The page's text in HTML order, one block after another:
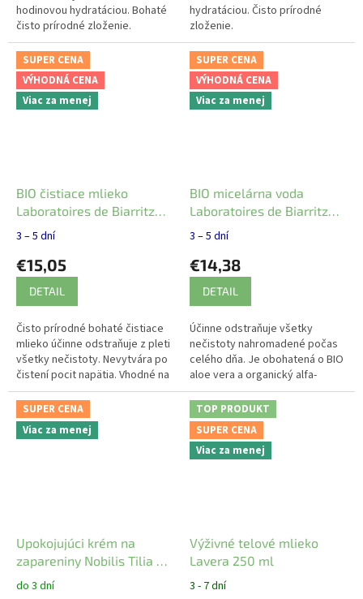
hodinovou hydratáciou. Bohaté
čisto prírodné zloženie.
hydratáciou. Čisto prírodné
zloženie.
SUPER CENA
VÝHODNÁ CENA
Viac za menej
BIO čistiace mlieko
Laboratoires de Biarritz
200 ml
3 – 5 dní
€15,05
DETAIL
Čisto prírodné bohaté čistiace
mlieko účinne odstraňuje z pleti
všetky nečistoty. Nevytvára po
čistení pocit napätia. Vhodné na
suchú pleť.
SUPER CENA
VÝHODNÁ CENA
Viac za menej
BIO micelárna voda
Laboratoires de Biarritz
200 ml
3 – 5 dní
€14,38
DETAIL
Účinne odstraňuje všetky
nečistoty nahromadené počas
celého dňa. Je obohatená o BIO
aloe vera a organický alfa-
bisabolol, hydratuje s účinkom
proti začervenaniu.
SUPER CENA
Viac za menej
Upokojujúci krém na
zapareniny Nobilis Tilia 50
ml
do 3 dní
TOP PRODUKT
SUPER CENA
Viac za menej
Výživné telové mlieko
Lavera 250 ml
3 - 7 dní